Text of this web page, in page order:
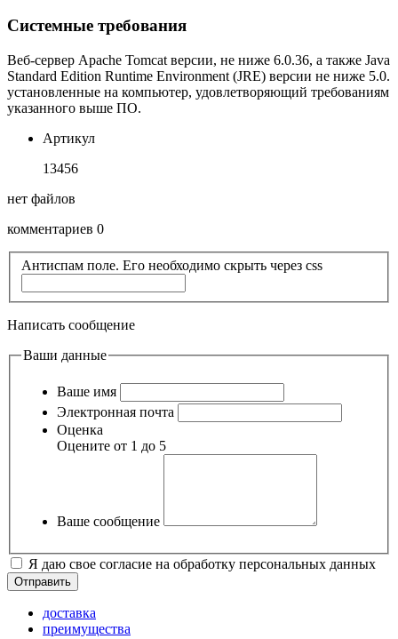
Системные требования
Веб-сервер Apache Tomcat версии, не ниже 6.0.36, а также Java
Standard Edition Runtime Environment (JRE) версии не ниже 5.0.
установленные на компьютер, удовлетворяющий требованиям
указанного выше ПО.
Артикул
13456
нет файлов
комментариев 0
Антиспам поле. Его необходимо скрыть через css
Написать сообщение
Ваши данные
Ваше имя
Электронная почта
Оценка
Оцените от 1 до 5
Ваше сообщение
Я даю свое согласие на обработку персональных данных
доставка
преимущества